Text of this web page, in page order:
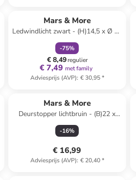
Mars & More
Ledwindlicht zwart - (H)14,5 x Ø 10
cm
-75%
€ 8,49regulier
€ 7,49 met family
Adviesprijs (AVP): € 30,95*
Mars & More
Deurstopper lichtbruin - (B)22 x
(H)25 x (D)21 cm
-16%
€ 16,99
Adviesprijs (AVP): € 20,40*